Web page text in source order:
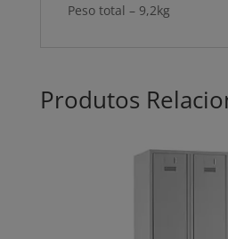
Peso total – 9,2kg
Produtos